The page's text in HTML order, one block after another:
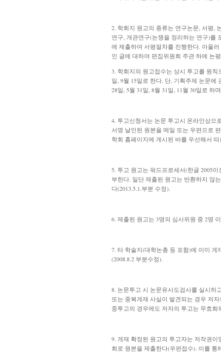
2. 학회지 원고의 종류는 연구논문, 서평,
연구, 개관연구(논쟁을 정리하는 연구)를
에 제출하여 서평절차를 진행한다. 아울
인 글에 대하여 편집위원회 주관 하에 논
3. 학회지의 원고접수는 상시 투고를 원칙
일, 9월 15일로 한다. 단, 기획주제 논문
28일, 5월 31일, 8월 31일, 11월 30일로 하
4. 투고신청서는 논문 투고시 온라인상으
서명 날인된 원본을 메일 또는 우편으로
학회 홈페이지에 게시된 바를 우선해서 따
5. 투고 원고는 워드프로세서(한글 2005이
부한다. 일단 제출된 원고는 반환하지 않
다(2013.5.1.부분 수정).
6. 제출된 원고는 3명의 심사위원 중 2명
7. 타 학술지(대학논총 등 포함)에 이미
(2008.8.2 부분수정).
8. 논문투고 시 논문유사도검사를 실시하
또는 중복게재 사실이 발견되는 경우 저
중투고의 경우에도 저자의 투고는 무효화
9. 게재 확정된 원고의 투고자는 저작권
회로 원본을 제출한다(우편접수). 이를